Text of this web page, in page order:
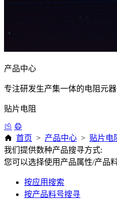
产品中心
专注研发生产集一体的电阻元
贴片电阻
首页 > 产品中心 > 贴片电
我们提供数种产品搜寻方式:
您可以选择使用产品属性/产品
按应用搜索
按产品料号搜寻